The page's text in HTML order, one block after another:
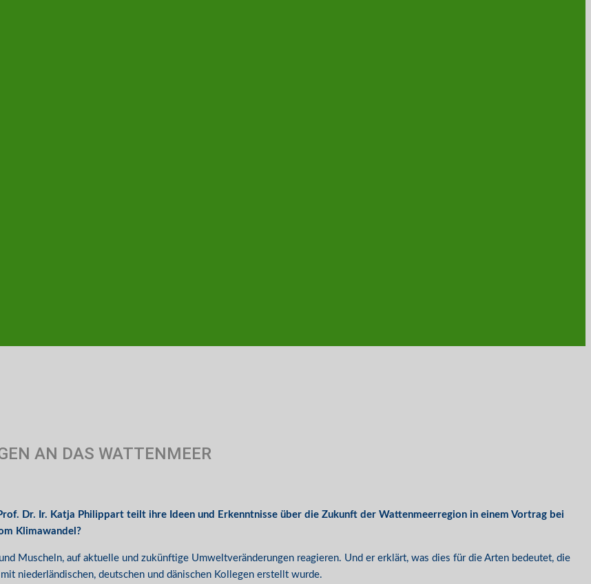
AN DAS WATTENMEER
Dr. Ir. Katja Philippart teilt ihre Ideen und Erkenntnisse über die Zukunft der Wattenmeerregion in einem Vortrag bei
Klimawandel?
Muscheln, auf aktuelle und zukünftige Umweltveränderungen reagieren. Und er erklärt, was dies für die Arten bedeutet, die
niederländischen, deutschen und dänischen Kollegen erstellt wurde.